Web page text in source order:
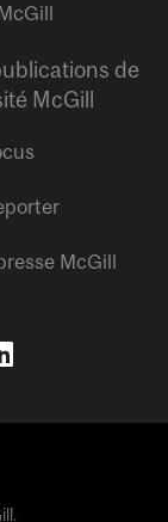
de
McGill
McGill